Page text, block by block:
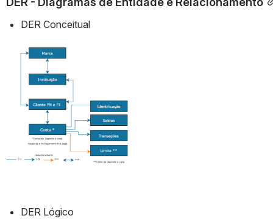
DER Conceitual
Abrir
DER Lógico